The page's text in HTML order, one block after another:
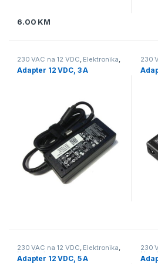
6.00 KM
230 VAC na 12 VDC, Elektronika,
Napajanje
Adapter 12 VDC, 3 A
230
230 VAC na 12 VDC, Elektronika,
Napajanje
Adapter 12 VDC, 5 A
230